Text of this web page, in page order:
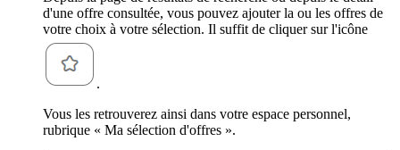
d'une offre consultée, vous pouvez ajouter la ou les offres de
votre choix à votre sélection. Il suffit de cliquer sur l'icône
.
Vous les retrouverez ainsi dans votre espace personnel,
rubrique « Ma sélection d'offres ».